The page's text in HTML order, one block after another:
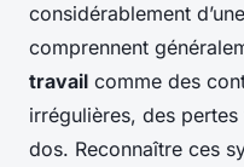
considérablement
comprennent
travail comme des
irrégulières, des
dos. Reconnaître ces